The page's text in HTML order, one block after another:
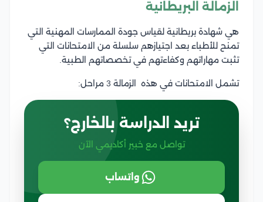
الزمالة البريطانية
هي شهادة بريطانية لقياس جودة الممارسات المهنية التي
تمنح للأطباء بعد اجتيازهم سلسلة من الامتحانات التي
تثبت مهاراتهم وكفاءتهم في تخصصاتهم الطبية.
تشمل الامتحانات في هذه الزمالة 3 مراحل:
تريد الدراسة بالخارج؟
تواصل مع خبير أكاديمي الآن
واتساب